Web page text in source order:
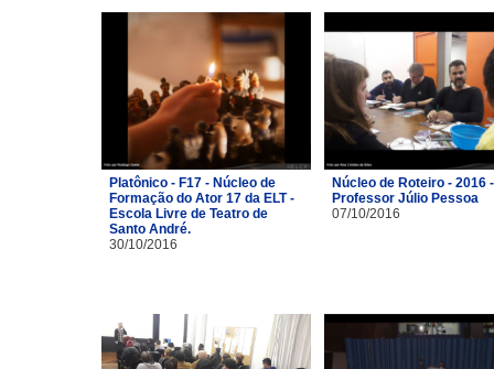
Platônico - F17 - Núcleo de
Formação do Ator 17 da ELT -
Escola Livre de Teatro de
Santo André.
30/10/2016
Núcleo de Roteiro - 2016 -
Professor Júlio Pessoa
07/10/2016